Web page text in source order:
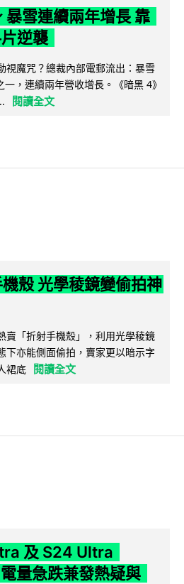
暴雪連續兩年增長 靠
逆襲
視魔咒？總裁內部電郵流出：暴雪
，連續兩年營收增長。《暗黑 4》
閱讀全文
殼 光學稜鏡變偷拍神
賣「折射手機殼」，利用光學稜鏡
下亦能側面偷拍，賣家更以暗示字
裙底 閱讀全文
及 S24 Ultra
量急跌兼發熱疑與